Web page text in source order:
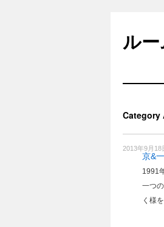
content
ル
Category
2013年9月18
京&
1991
一つ
く様